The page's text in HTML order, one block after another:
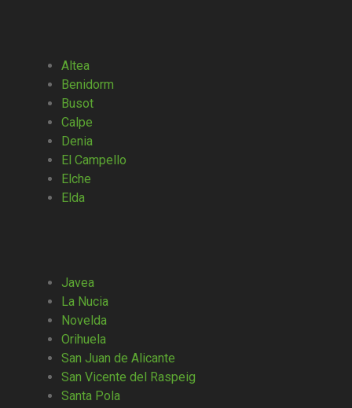
Altea
Benidorm
Busot
Calpe
Denia
El Campello
Elche
Elda
Javea
La Nucia
Novelda
Orihuela
San Juan de Alicante
San Vicente del Raspeig
Santa Pola